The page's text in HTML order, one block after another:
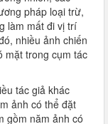
pháp loại trừ,
làm mất đi vị trí
nhiều ảnh chiến
mặt trong cụm tác
tác giả khác
ảnh có thể đặt
gồm năm ảnh có